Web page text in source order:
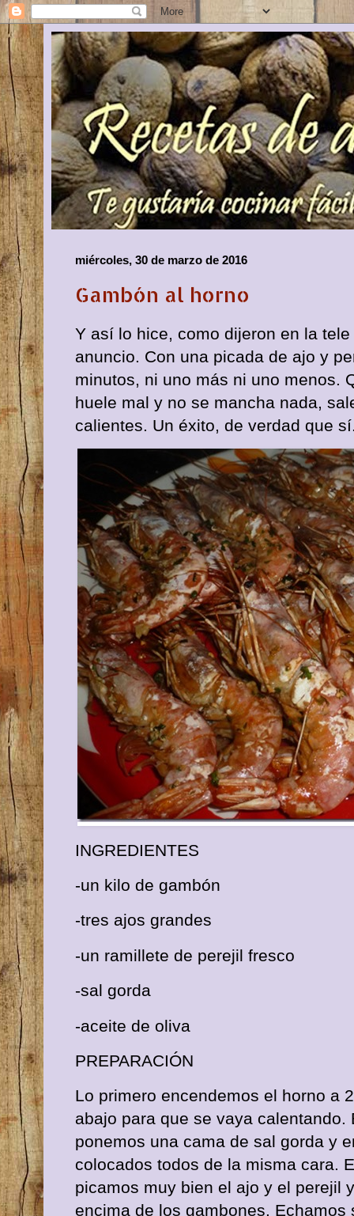
miércoles, 30 de marzo de 2016
Gambón al horno
Y así lo hice, como dijeron en la
anuncio. Con una picada de ajo y
minutos, ni uno más ni uno menos.
huele mal y no se mancha nada,
calientes. Un éxito, de verdad que
INGREDIENTES
-un kilo de gambón
-tres ajos grandes
-un ramillete de perejil fresco
-sal gorda
-aceite de oliva
PREPARACIÓN
Lo primero encendemos el horno a
abajo para que se vaya calentando.
ponemos una cama de sal gorda y
colocados todos de la misma cara.
picamos muy bien el ajo y el perejil
encima de los gambones. Echamos